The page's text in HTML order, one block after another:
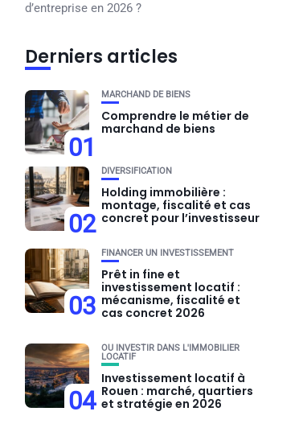
d’entreprise en 2026 ?
Derniers articles
01
MARCHAND DE BIENS
Comprendre le métier de
marchand de biens
02
DIVERSIFICATION
Holding immobilière :
montage, fiscalité et cas
concret pour l’investisseur
03
FINANCER UN INVESTISSEMENT
Prêt in fine et
investissement locatif :
mécanisme, fiscalité et
cas concret 2026
04
OU INVESTIR DANS L'IMMOBILIER
LOCATIF
Investissement locatif à
Rouen : marché, quartiers
et stratégie en 2026